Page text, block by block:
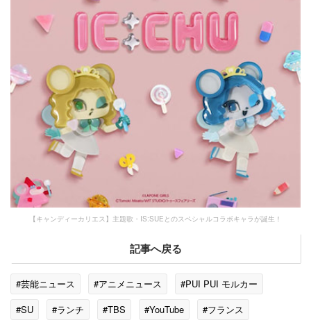
【キャンディーカリエス】主題歌・IS:SUEとのスペシャルコラボキャラが誕生！
記事へ戻る
#芸能ニュース #アニメニュース
#PUI PUI モルカー
#SU
#ランチ #TBS #YouTube
#フランス